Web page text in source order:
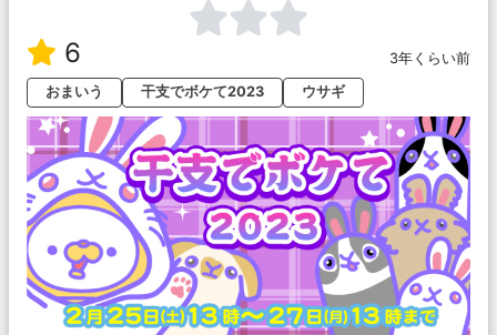
6
3年くらい前
おまいう
干支でボケて2023 ウサギ